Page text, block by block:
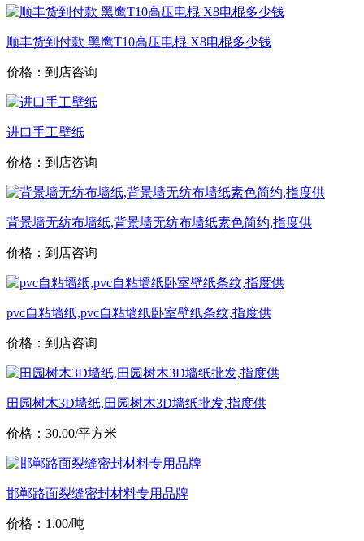
顺丰货到付款 黑鹰T10高压电棍 X8电棍多少钱
价格：到店咨询
进口手工壁纸
价格：到店咨询
背景墙无纺布墙纸,背景墙无纺布墙纸素色简约,指度供
价格：到店咨询
pvc自粘墙纸,pvc自粘墙纸卧室壁纸条纹,指度供
价格：到店咨询
田园树木3D墙纸,田园树木3D墙纸批发,指度供
价格：30.00/平方米
邯郸路面裂缝密封材料专用品牌
价格：1.00/吨